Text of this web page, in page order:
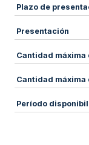
Plazo de
Presentación
Cantidad
Cantidad
Período